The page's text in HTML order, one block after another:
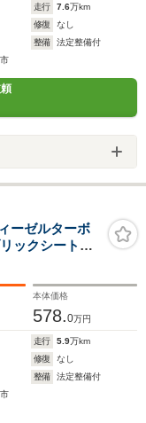
走行 7.6万km
修復
なし
整備
法定整備付
ーゼルターボ
ックシート 7
18インチホ
本体価格
578.0万円
走行 5.9万km
修復
なし
整備
法定整備付